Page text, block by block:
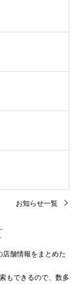
お知らせ一覧
舗情報をまとめた
もできるので、数多